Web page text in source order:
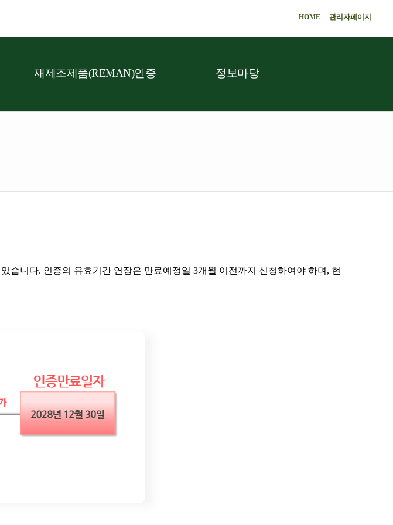
HOME 관리자페이지
재제조제품(REMAN)인증 정보마당
습니다. 인증의 유효기간 연장은 만료예정일 3개월 이전까지 신청하여야 하며, 현